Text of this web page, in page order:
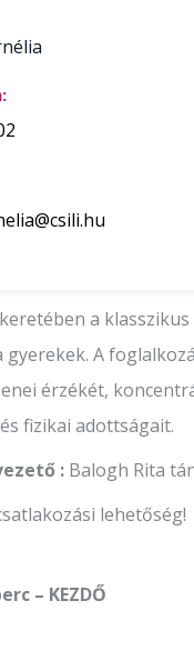
a
gyerekek. A
érzékét,
fizikai adottságait.
: Balogh Rita
lehetőség!
– KEZDŐ